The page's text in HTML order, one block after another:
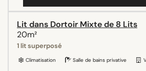
Lit dans Dortoir Mixte de 8 Lits
20m²
1 lit superposé
Climatisation Salle de bains privative